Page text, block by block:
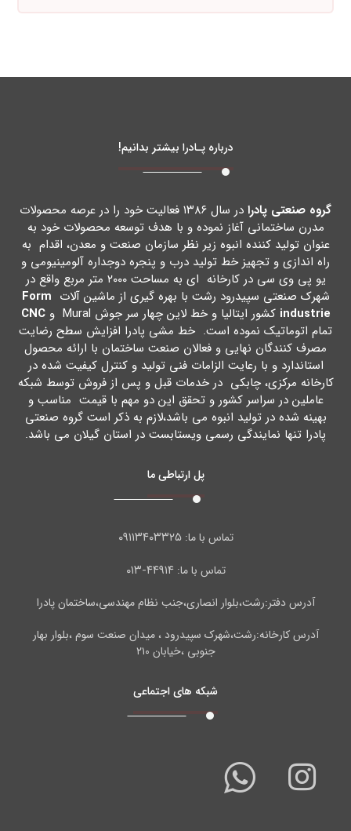
درباره پـادرا بیشتر بدانیم!
گروه صنعتی پادرا
در سال ۱۳۸۶ فعالیت خود را در عرصه محصولات
مدرن ساختمانی آغاز نموده و با هدف توسعه محصولات خود به
عنوان تولید کننده انبوه زیر نظر سازمان صنعت و معدن، اقدام به
راه اندازي و تجهیز خط تولید درب و پنجره دوجداره آلومینیومی و
یو پی وي سی در کارخانه اي به مساحت ۲۰۰۰ متر مربع واقع در
شهرك صنعتی سپیدرود رشت با بهره گیري از ماشین آلات Form
industrie کشور ایتالیا و خط لاین چهار سر جوش Mural و
CNC
تمام اتوماتیک نموده است. خط مشی پادرا افزایش سطح رضایت
مصرف کنندگان نهایی و فعالان صنعت ساختمان با ارائه محصول
استاندارد و با رعایت الزامات فنی تولید و کنترل کیفیت شده در
کارخانه مرکزي، چابکی در خدمات قبل و پس از فروش توسط شبکه
عاملین در سراسر کشور و تحقق این دو مهم با قیمت مناسب و
بهینه شده در تولید انبوه می باشد،لازم به ذکر است گروه صنعتی
پادرا تنها نمایندگی رسمی ویستابست در استان گیلان می باشد.
پل ارتباطی ما
تماس با ما:۰۹۱۱۳۴۰۳۳۲۵
تماس با ما: ۴۴۹۱۴-۰۱۳
آدرس دفتر:رشت،بلوار انصاری،جنب نظام مهندسی،ساختمان پادرا
آدرس کارخانه:رشت،شهرک سپیدرود ، میدان صنعت سوم ،بلوار بهار
جنوبی ،خیابان ۲۱۰
شبکه های اجتماعی